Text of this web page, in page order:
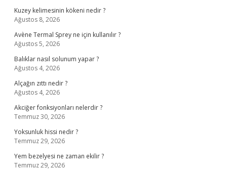
Kuzey kelimesinin kökeni nedir ?
Ağustos 8, 2026
Avène Termal Sprey ne için kullanılır ?
Ağustos 5, 2026
Balıklar nasıl solunum yapar ?
Ağustos 4, 2026
Alçağın zıttı nedir ?
Ağustos 4, 2026
Akciğer fonksiyonları nelerdir ?
Temmuz 30, 2026
Yoksunluk hissi nedir ?
Temmuz 29, 2026
Yem bezelyesi ne zaman ekilir ?
Temmuz 29, 2026